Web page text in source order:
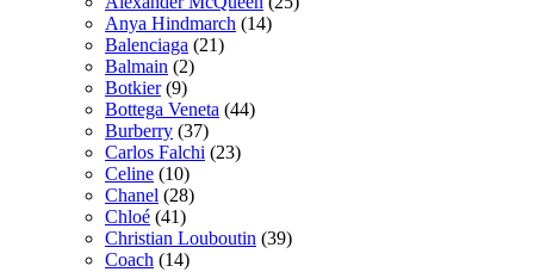
Anya Hindmarch (14)
Balenciaga (21)
Balmain (2)
Botkier(9)
Bottega Veneta (44)
Burberry (37)
Carlos Falchi (23)
Celine (10)
Chanel (28)
Chloé (41)
Christian Louboutin (39)
Coach (14)